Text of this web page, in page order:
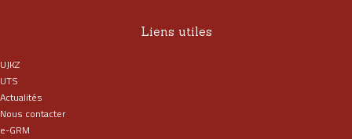
Liens utiles
UJKZ
UTS
Actualités
Nous contacter
e-GRM